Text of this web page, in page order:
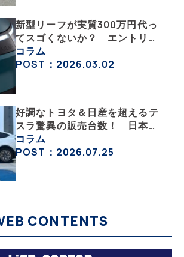
新型リーフが実質300万円代っ
てスゴくないか？ エントリー
グレード「B5」の中身を詳細
チェックした
コラム
POST：2026.03.02
好調なトヨタ＆日産を超えるテ
スラ驚異の販売台数！ 日本の
EV市場はますます拡大
コラム
POST：2026.07.25
CONTENTS